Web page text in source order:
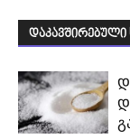
დაკავშირებული